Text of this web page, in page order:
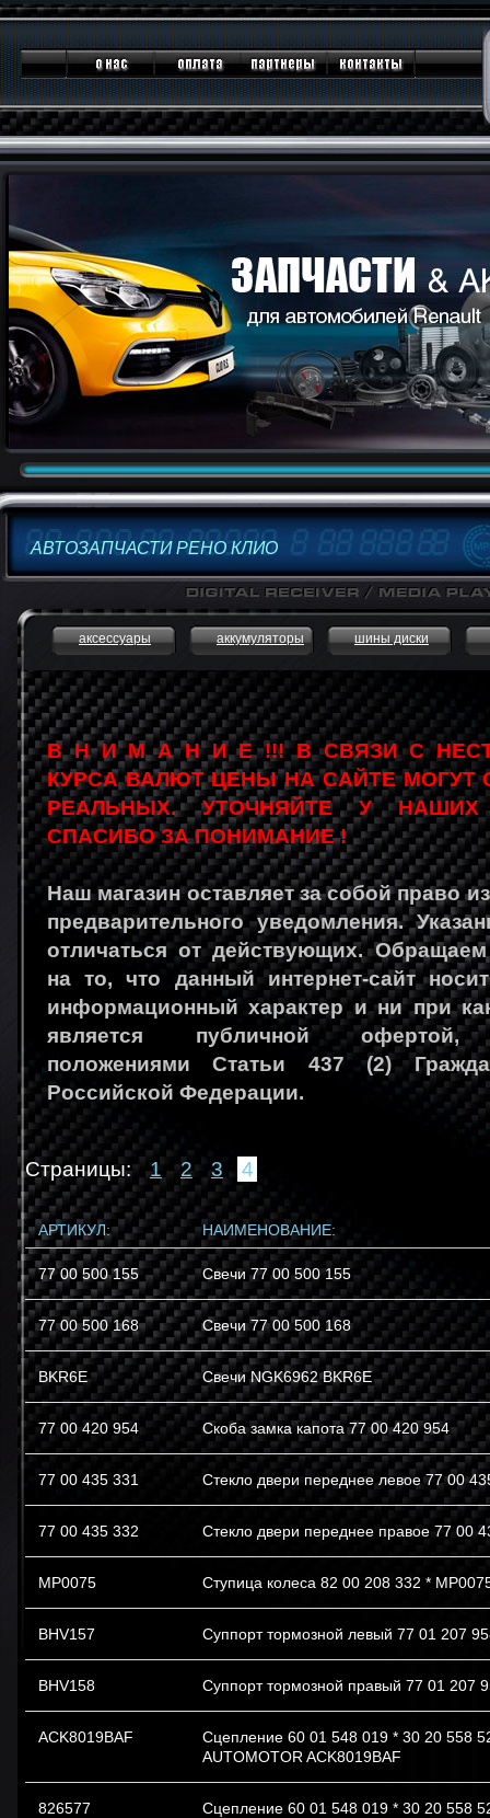
АВТОЗАПЧАСТИ РЕНО КЛИО
аксессуары аккумуляторы шины диски
В Н И М А Н И Е !!! В СВЯЗИ С
КУРСА ВАЛЮТ ЦЕНЫ НА САЙТЕ МОГУТ
РЕАЛЬНЫХ. УТОЧНЯЙТЕ У НАШИХ
СПАСИБО ЗА ПОНИМАНИЕ !
Наш магазин оставляет за собой право
предварительного уведомления.
отличаться от действующих.
на то, что данный интернет-сайт
информационный характер и ни при
является публичной офертой,
положениями Статьи 437 (2)
Российской Федерации.
Страницы: 1 2 3 4
АРТИКУЛ: НАИМЕНОВАНИЕ:
77 00 500 155 Свечи 77 00 500 155
77 00 500 168 Свечи 77 00 500 168
BKR6E Свечи NGK6962 BKR6E
77 00 420 954 Скоба замка капота 77 00 420 954
77 00 435 331 Стекло двери переднее левое 77 00
77 00 435 332 Стекло двери переднее правое 77 00
MP0075 Ступица колеса 82 00 208 332 *
BHV157 Суппорт тормозной левый 77 01 207
BHV158 Суппорт тормозной правый 77 01 207
ACK8019BAF
Сцепление 60 01 548 019 * 30 20 558
AUTOMOTOR ACK8019BAF
826577
Сцепление 60 01 548 019 * 30 20 558